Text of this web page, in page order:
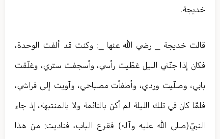
خديجة.
قالت خديجة _ رضي الله عنها _: وكنت قد ألفت الوحدة،
فكان إذا جنّني الليل غطّيت رأسي، وأسجفت ستري، وغلّقت
بابي، وصلّيت وردي، وأطفأت مصباحي، وآويت إلى فراشي،
فلمّا كان في تلك الليلة لم أكن بالنائمة ولا بالمنتبهة، إذ جاء
النبيّ(صلى الله عليه وآله) فقرع الباب، فناديت: من هذا